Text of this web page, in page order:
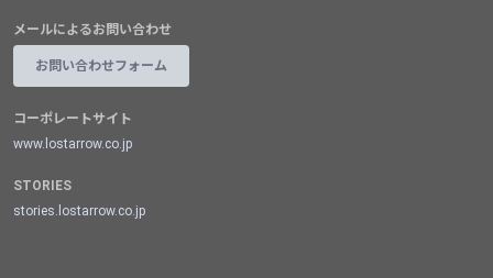
メールによるお問い合わせ
お問い合わせフォーム
コーポレートサイト
www.lostarrow.co.jp
STORIES
stories.lostarrow.co.jp